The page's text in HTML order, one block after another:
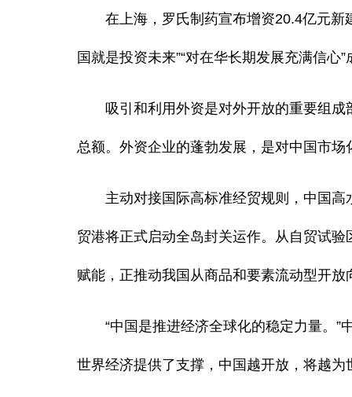
在上海，罗氏制药宣布增资20.4亿元新
国就是投资未来”“对在华长期发展充满信心
吸引和利用外资是对外开放的重要组成
总额。外资企业的蓬勃发展，是对中国市
主动对接国际高标准经贸规则，中国高
贸港将正式启动全岛封关运作。从自贸试
赋能，正推动我国从商品和要素流动型开
“中国是推进经济全球化的稳定力量。”
世界经济提供了支撑，中国越开放，将越